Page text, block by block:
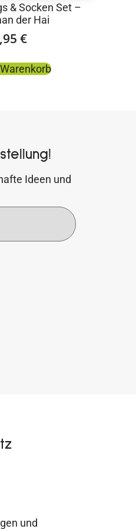
& Socken Set –
der Hai
€
Ideen und
und